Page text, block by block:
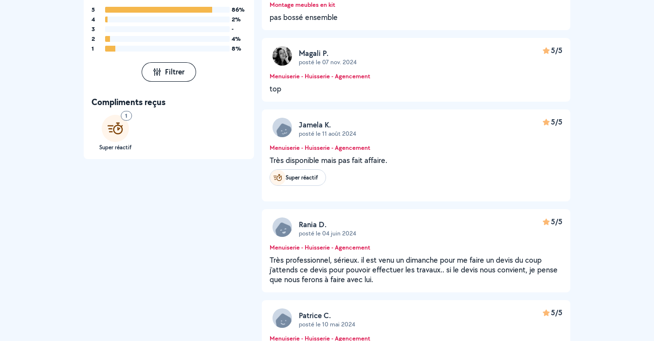
5
86%
4
2%
3
-
2
4%
1
8%
Filtrer
Compliments reçus
1
Super réactif
Montage meubles en kit
pas bossé ensemble
Magali P.
posté le 07 nov. 2024
5/5
Menuiserie - Huisserie - Agencement
top
Jamela K.
posté le 11 août 2024
5/5
Menuiserie - Huisserie - Agencement
Très disponible mais pas fait affaire.
Super réactif
Rania D.
posté le 04 juin 2024
5/5
Menuiserie - Huisserie - Agencement
Très professionnel, sérieux. il est venu un dimanche pour me faire un devis du coup
j'attends ce devis pour pouvoir effectuer les travaux.. si le devis nous convient, je pense
que nous ferons à faire avec lui.
Patrice C.
posté le 10 mai 2024
5/5
Menuiserie - Huisserie - Agencement